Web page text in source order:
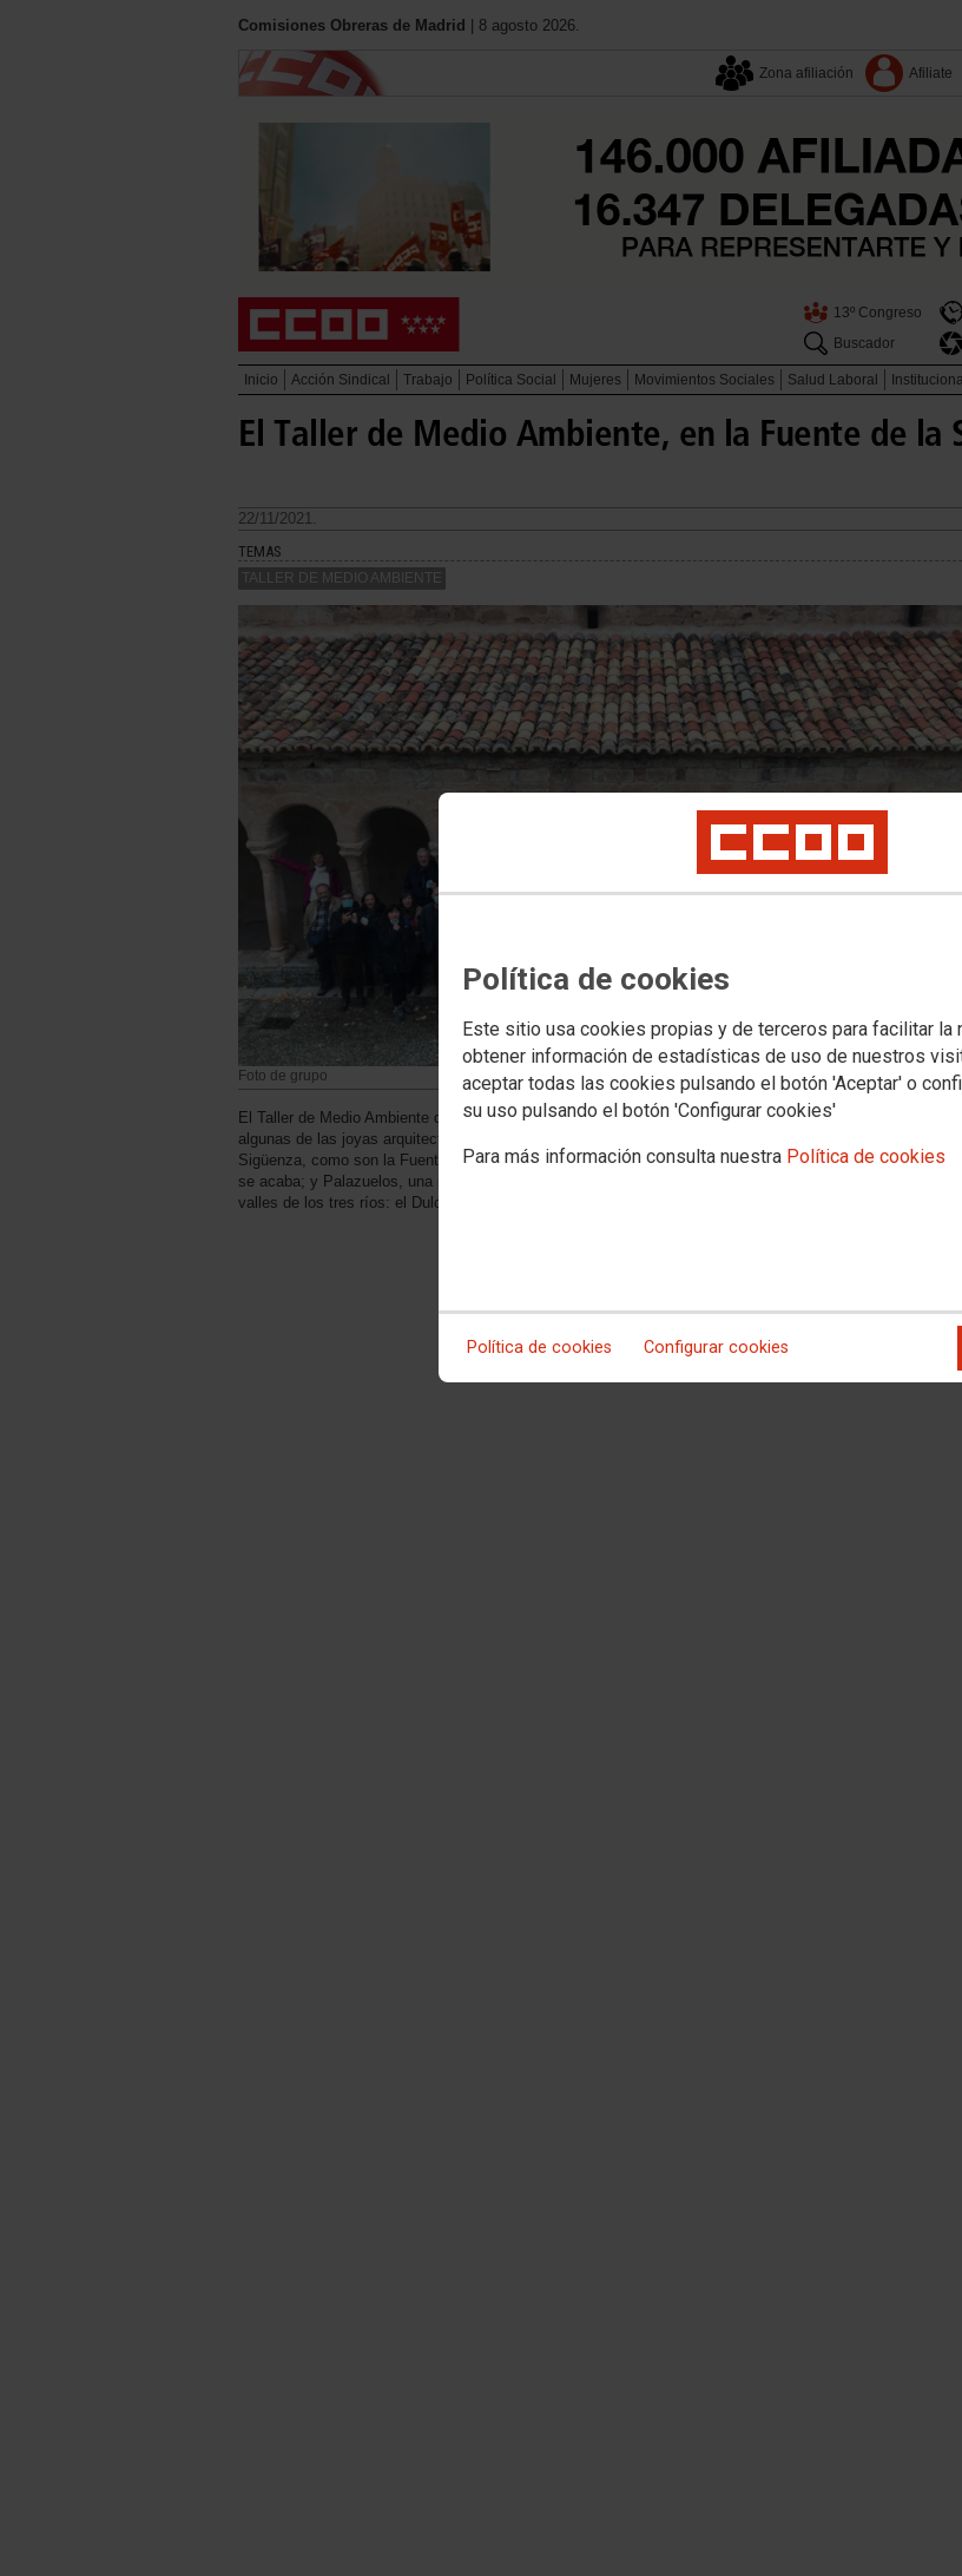
Política de cookies
Este sitio usa cookies propias y de terceros para facilitar la
obtener información de estadísticas de uso de nuestros
aceptar todas las cookies pulsando el botón 'Aceptar' o
su uso pulsando el botón 'Configurar cookies'
Para más información consulta nuestra Política de cookies
Política de cookies Configurar cookies
Comisiones Obreras de Madrid | 8 agosto 2026.
Zona afiliación Afiliate
13º Congreso
Buscador
Inicio Acción Sindical Trabajo Política Social Mujeres Movimientos Sociales Salud Laboral
El Taller de Medio Ambiente, en la Fuente de la
22/11/2021.
TEMAS
TALLER DE MEDIO AMBIENTE
Foto de grupo
El Taller de Medio Ambiente de CCOO de Madrid aprovechó este pasado sábado su última salida del año
algunas de las joyas arquitectónicas que aún se conservan en la España vaciada en torno a la muy
Sigüenza, como son la Fuente de la Salud en Barbatona; la belleza única de la ermita de Carabias, donde
se acaba; y Palazuelos, una pedanía que conserva prácticamente intacta su muralla del siglo XV. En el
valles de los tres ríos: el Dulce, el Henares y el Salado.